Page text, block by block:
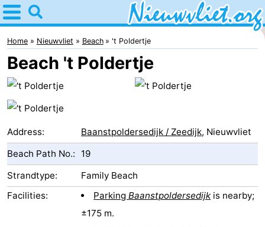
Home
Nieuwvliet
Tips
For
the
night
Apartments
Campsites
Cottages
Home Nieuwvliet Beach 't Poldertje
Beach 't Poldertje
Address: Baanstpoldersedijk / Zeedijk, Nieuwvliet
Beach Path No.:
19
Strandtype:
Family Beach
Facilities:
ParkingBaanstpoldersedijk is nearby;
±175 m.